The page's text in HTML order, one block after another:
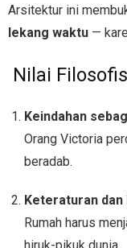
Arsitektur ini
lekang waktu —
Nilai
Keindahan
Orang Victoria
beradab.
Keteraturan dan
Rumah harus
hiruk-pikuk dunia.